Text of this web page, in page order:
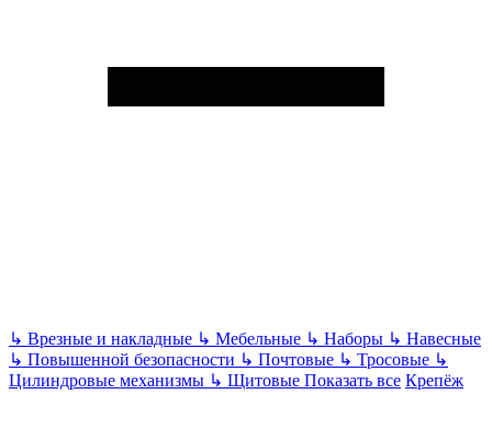
↳ Врезные и накладные ↳ Мебельные ↳ Наборы ↳ Навесные
↳ Повышенной безопасности ↳ Почтовые ↳ Тросовые ↳
Цилиндровые механизмы ↳ Щитовые Показать все Крепёж